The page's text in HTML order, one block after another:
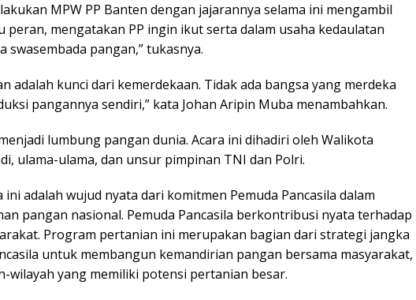
MPW PP Banten dengan jajarannya selama ini mengambil
peran, mengatakan PP ingin ikut serta dalam usaha kedaulatan
swasembada pangan,” tukasnya.
adalah kunci dari kemerdekaan. Tidak ada bangsa yang merdeka
pangannya sendiri,” kata Johan Aripin Muba menambahkan.
lumbung pangan dunia. Acara ini dihadiri oleh Walikota
ulama-ulama, dan unsur pimpinan TNI dan Polri.
ini adalah wujud nyata dari komitmen Pemuda Pancasila dalam
pangan nasional. Pemuda Pancasila berkontribusi nyata terhadap
Program pertanian ini merupakan bagian dari strategi jangka
untuk membangun kemandirian pangan bersama masyarakat,
wilayah yang memiliki potensi pertanian besar.